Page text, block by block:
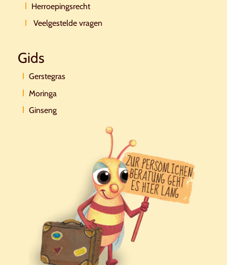
Herroepingsrecht
Veelgestelde vragen
Gids
Gerstegras
Moringa
Ginseng